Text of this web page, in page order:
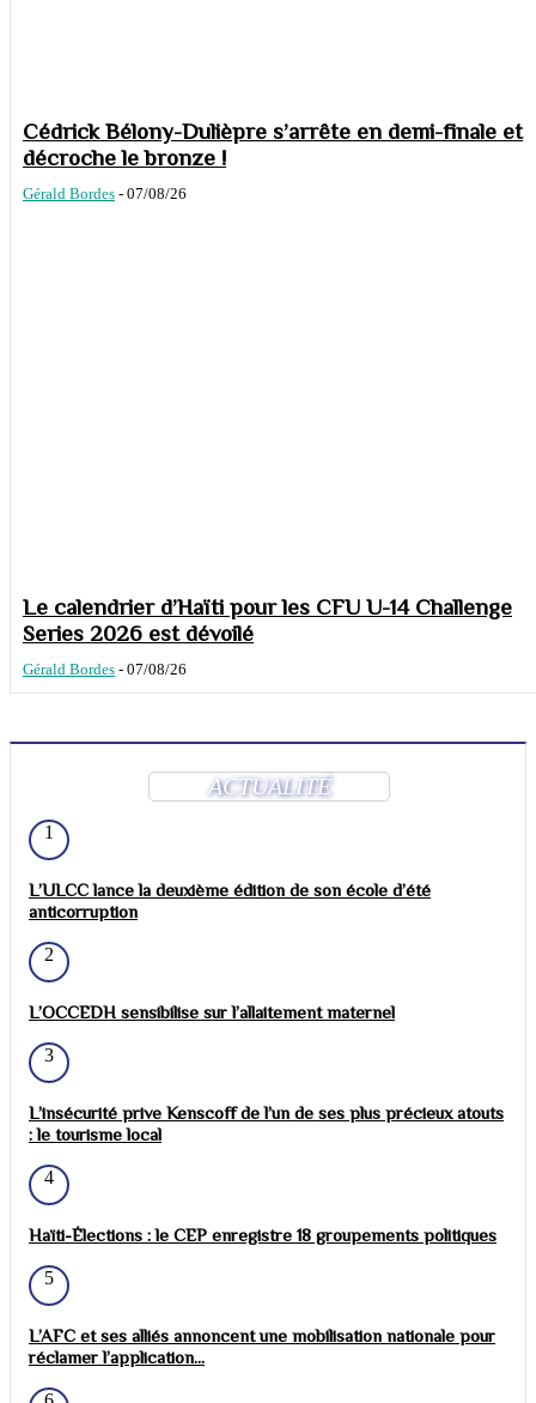
Cédrick Bélony-Dulièpre s’arrête en demi-finale et
décroche le bronze !
Gérald Bordes - 07/08/26
Le calendrier d’Haïti pour les CFU U-14 Challenge
Series 2026 est dévoilé
Gérald Bordes - 07/08/26
ACTUALITÉ
1
L’ULCC lance la deuxième édition de son école d’été
anticorruption
2
L’OCCEDH sensibilise sur l’allaitement maternel
3
L’insécurité prive Kenscoff de l’un de ses plus précieux atouts
: le tourisme local
4
Haïti-Élections : le CEP enregistre 18 groupements politiques
5
L’AFC et ses alliés annoncent une mobilisation nationale pour
réclamer l’application...